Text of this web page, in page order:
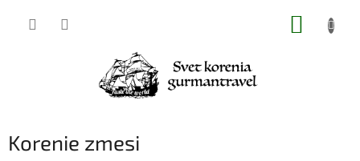
Korenie zmesi